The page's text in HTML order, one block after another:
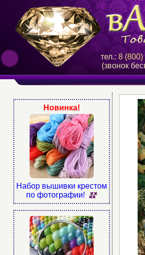
тел.:8 (800)
(звонок
Новинка!
Набор вышивки крестом
по фотографии!